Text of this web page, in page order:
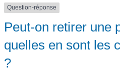
Question-réponse
Peut-on retirer une
quelles en sont les
?